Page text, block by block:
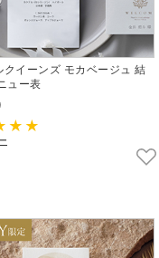
クイーンズ モカベージュ 結
ュー表